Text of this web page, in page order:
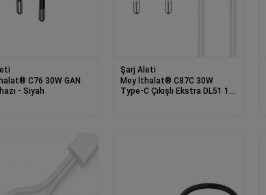
30W GAN
- Siyah
Şarj Aleti
Mey İthalat® C87C 30W
Type-C Çıkışlı Ekstra DL51 1M